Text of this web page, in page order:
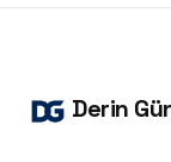
Derin